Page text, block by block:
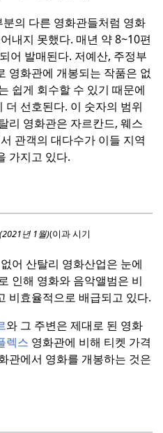
의 다른 영화관들처럼 영화
내지 못했다. 매년 약 8~10편
어 발매된다. 저예산, 주정부
영화관에 개봉되는 작품은 없
쉽게 회수할 수 있기 때문에
더 선호된다. 이 숫자의 범위
리 영화관은 자르칸드, 웨스
관객의 대다수가 이들 지역
가지고 있다.
(2021년 1월)(이과 시기
어 산탈리 영화산업은 눈에
인해 영화와 음악앨범은 비
비효율적으로 배급되고 있다.
와 그 주변은 제대로 된 영화
렉스 영화관에 비해 티켓 가격
관에서 영화를 개봉하는 것은